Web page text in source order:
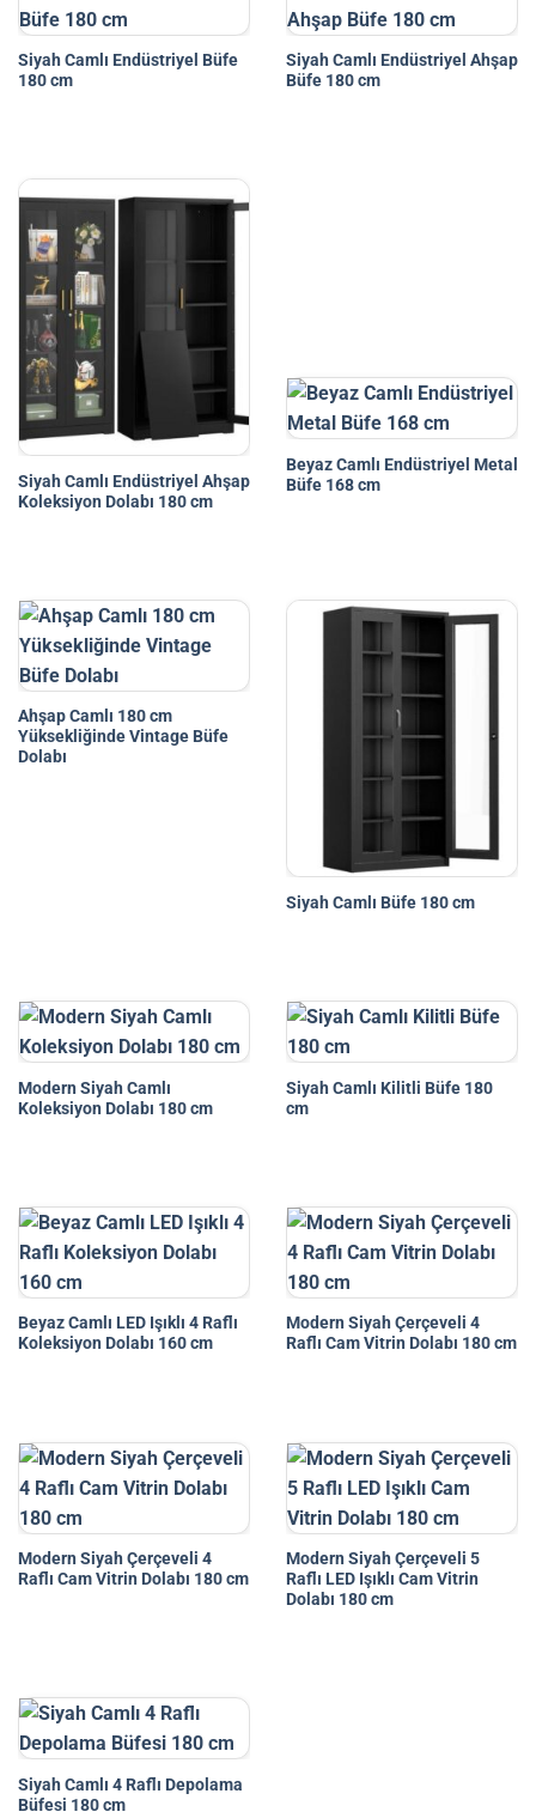
Siyah Camlı Endüstriyel Büfe
180 cm
Siyah Camlı Endüstriyel Ahşap
Büfe 180 cm
Siyah Camlı Endüstriyel Ahşap
Koleksiyon Dolabı 180 cm
Beyaz Camlı Endüstriyel Metal
Büfe 168 cm
Ahşap Camlı 180 cm
Yüksekliğinde Vintage Büfe
Dolabı
Siyah Camlı Büfe 180 cm
Modern Siyah Camlı
Koleksiyon Dolabı 180 cm
Siyah Camlı Kilitli Büfe 180
cm
Beyaz Camlı LED Işıklı 4 Raflı
Koleksiyon Dolabı 160 cm
Modern Siyah Çerçeveli 4
Raflı Cam Vitrin Dolabı 180 cm
Modern Siyah Çerçeveli 4
Raflı Cam Vitrin Dolabı 180 cm
Modern Siyah Çerçeveli 5
Raflı LED Işıklı Cam Vitrin
Dolabı 180 cm
Siyah Camlı 4 Raflı Depolama
Büfesi 180 cm